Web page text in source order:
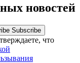
новостей
Subscribe
что